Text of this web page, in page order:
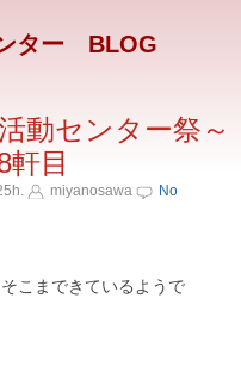
ター BLOG
動センター祭～
目
miyanosawa
No
こまできているようで